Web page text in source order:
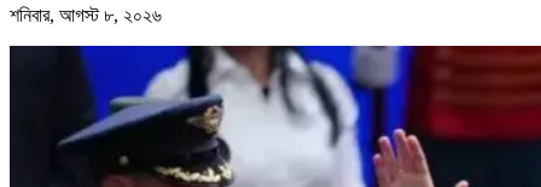
শনিবার, আগস্ট ৮, ২০২৬